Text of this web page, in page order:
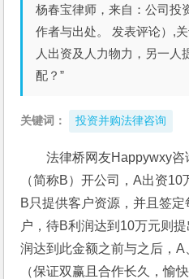
杨春宝律师，来自：公司投
作者与出处。 发表评论）,
人出资及人力物力，另一人
配？”
关键词： 投资并购法律咨询
法律桥网友Happywxy
（简称B）开公司，A出资
B只提供客户资源，并且签
户，待B利润达到10万元则
润达到此金额之前与之后，
（保证双赢且合作长久，愉